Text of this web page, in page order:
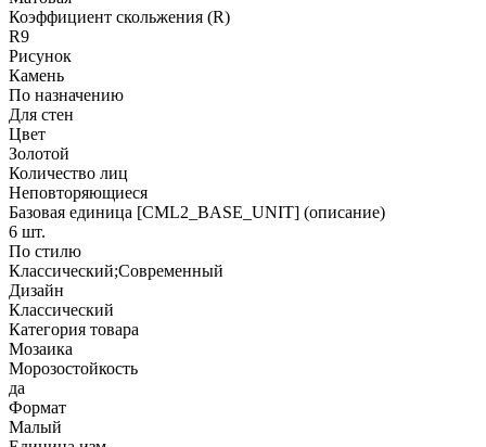
Коэффициент скольжения (R)
R9
Рисунок
Камень
По назначению
Для стен
Цвет
Золотой
Количество лиц
Неповторяющиеся
Базовая единица [CML2_BASE_UNIT] (описание)
6 шт.
По стилю
Классический;Современный
Дизайн
Классический
Категория товара
Мозаика
Морозостойкость
да
Формат
Малый